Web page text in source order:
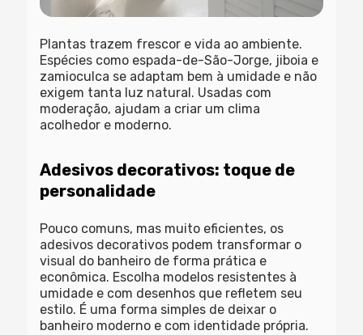
Plantas trazem frescor e vida ao ambiente.
Espécies como espada-de-São-Jorge, jiboia e
zamioculca se adaptam bem à umidade e não
exigem tanta luz natural. Usadas com
moderação, ajudam a criar um clima
acolhedor e moderno.
Adesivos decorativos: toque de
personalidade
Pouco comuns, mas muito eficientes, os
adesivos decorativos podem transformar o
visual do banheiro de forma prática e
econômica. Escolha modelos resistentes à
umidade e com desenhos que refletem seu
estilo. É uma forma simples de deixar o
banheiro moderno e com identidade própria.